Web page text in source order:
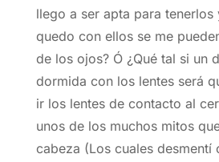
llego a ser apta para tenerlos
quedo con ellos se me
de los ojos? Ó ¿Qué tal si un
dormida con los lentes será
ir los lentes de contacto al
unos de los muchos mitos
cabeza (Los cuales desmentí